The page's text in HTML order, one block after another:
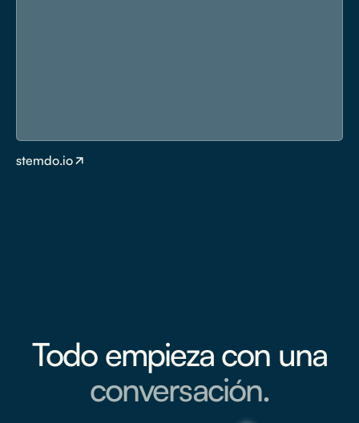
stemdo.io
Todo empieza con una
conversación.